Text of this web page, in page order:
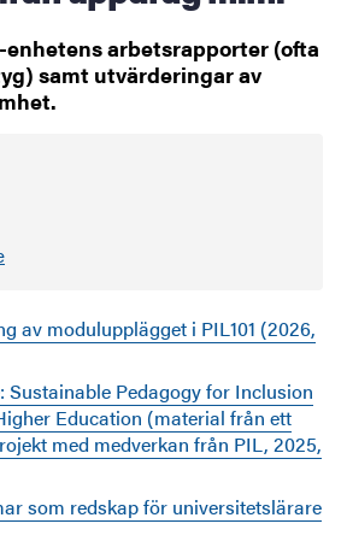
arbetsrapporter (ofta
samt utvärderingar av
av modulupplägget i PIL101 (2026,
Sustainable Pedagogy for Inclusion
Education (material från ett
med medverkan från PIL, 2025,
som redskap för universitetslärare